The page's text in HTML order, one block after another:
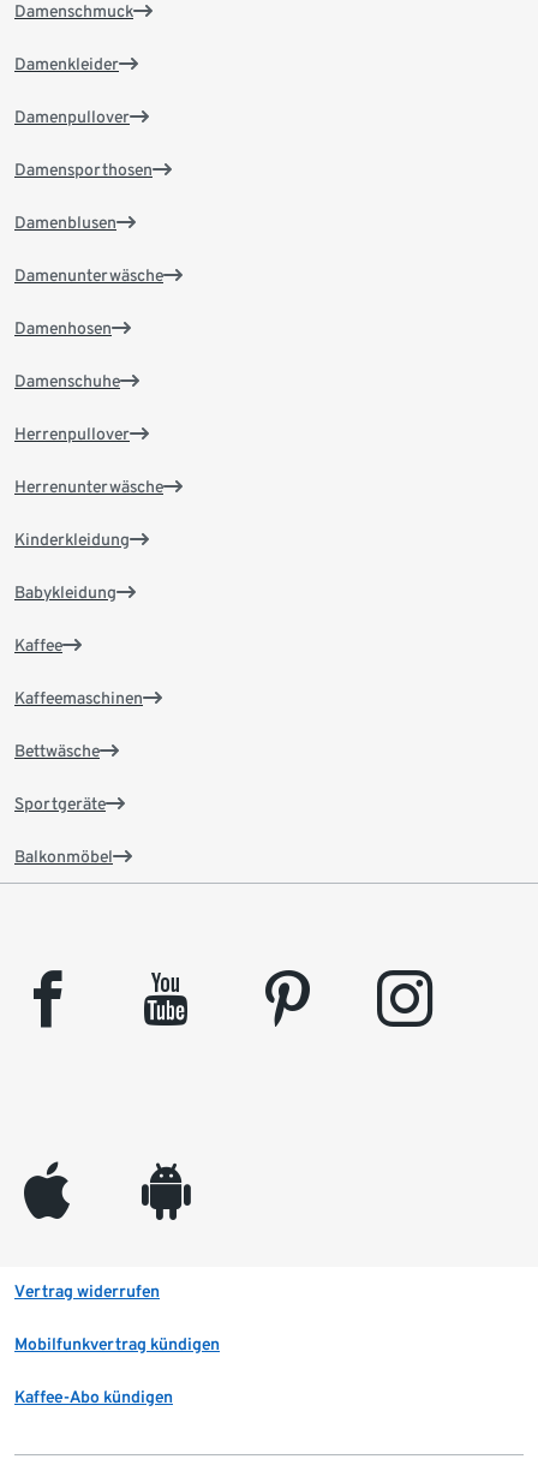
Damenschmuck
Damenkleider
Damenpullover
Damensporthosen
Damenblusen
Damenunterwäsche
Damenhosen
Damenschuhe
Herrenpullover
Herrenunterwäsche
Kinderkleidung
Babykleidung
Kaffee
Kaffeemaschinen
Bettwäsche
Sportgeräte
Balkonmöbel
facebook youtube pinterest instagram
appleinc android
Vertrag widerrufen
Mobilfunkvertrag kündigen
Kaffee-Abo kündigen